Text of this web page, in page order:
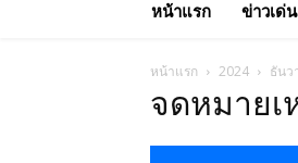
หน้าแรก ข่าวเด่น
หน้าแรก 2024 ธันว
จดหมายเ